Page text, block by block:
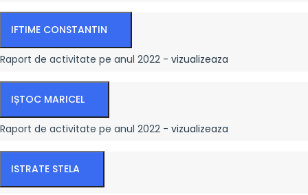
IFTIME CONSTANTIN
Raport de activitate pe anul 2022 - vizualizeaza
IȘTOC MARICEL
Raport de activitate pe anul 2022 - vizualizeaza
ISTRATE STELA